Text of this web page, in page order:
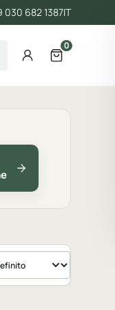
682 1387IT
AccountApri il
0